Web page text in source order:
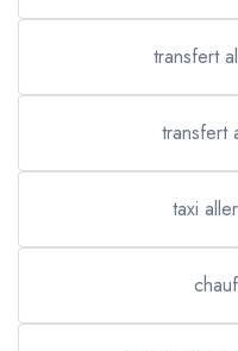
transfert
transfert
taxi